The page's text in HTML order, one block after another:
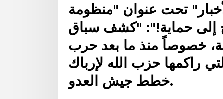
تحت عنوان "منظومة
إلى حماية!": "كشف سباق
خصوصاً منذ ما بعد حرب
راكمها حزب الله لإرباك
خطط جيش العدو.